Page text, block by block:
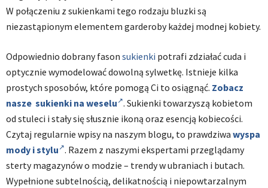
W połączeniu z sukienkami tego rodzaju bluzki są
niezastąpionym elementem garderoby każdej modnej kobiety.
Odpowiednio dobrany fason sukienki potrafi zdziałać cuda i
optycznie wymodelować dowolną sylwetkę. Istnieje kilka
prostych sposobów, które pomogą Ci to osiągnąć. Zobacz
nasze sukienki na weselu . Sukienki towarzyszą kobietom
od stuleci i stały się słusznie ikoną oraz esencją kobiecości.
Czytaj regularnie wpisy na naszym blogu, to prawdziwa wyspa
mody i stylu . Razem z naszymi ekspertami przeglądamy
sterty magazynów o modzie – trendy w ubraniach i butach.
Wypełnione subtelnością, delikatnością i niepowtarzalnym